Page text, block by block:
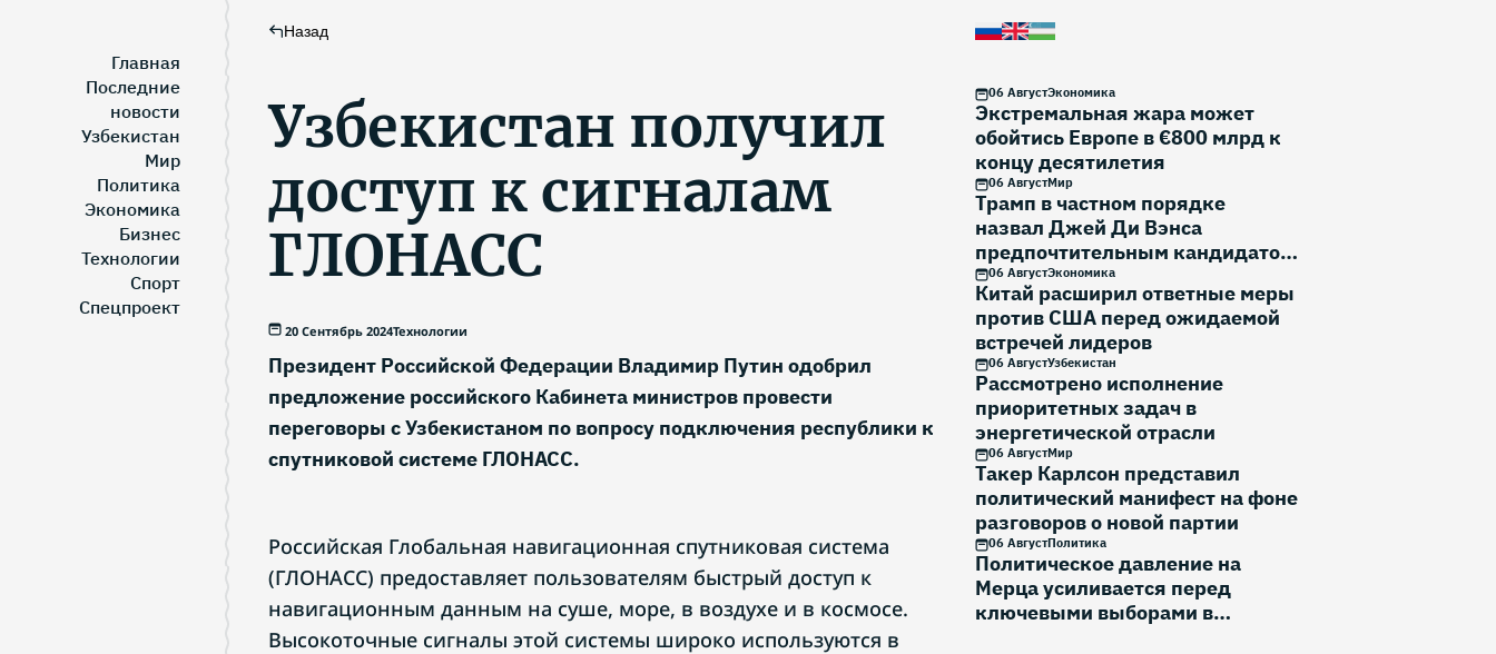
Главная
Последние
новости
Узбекистан
Мир
Политика
Экономика
Бизнес
Технологии
Спорт
Спецпроект
Назад
Узбекистан получил
доступ к сигналам
ГЛОНАСС
20 Сентябрь 2024Технологии
Президент Российской Федерации Владимир Путин одобрил
предложение российского Кабинета министров провести
переговоры с Узбекистаном по вопросу подключения республики к
спутниковой системе ГЛОНАСС.
Российская Глобальная навигационная спутниковая система
(ГЛОНАСС) предоставляет пользователям быстрый доступ к
навигационным данным на суше, море, в воздухе и в космосе.
Высокоточные сигналы этой системы широко используются в
06 АвгустЭкономика
Экстремальная жара может
обойтись Европе в €800 млрд к
концу десятилетия
06 АвгустМир
Трамп в частном порядке
назвал Джей Ди Вэнса
предпочтительным кандидатом
на выборы 2028 года
06 АвгустЭкономика
Китай расширил ответные меры
против США перед ожидаемой
встречей лидеров
06 АвгустУзбекистан
Рассмотрено исполнение
приоритетных задач в
энергетической отрасли
06 АвгустМир
Такер Карлсон представил
политический манифест на фоне
разговоров о новой партии
06 АвгустПолитика
Политическое давление на
Мерца усиливается перед
ключевыми выборами в